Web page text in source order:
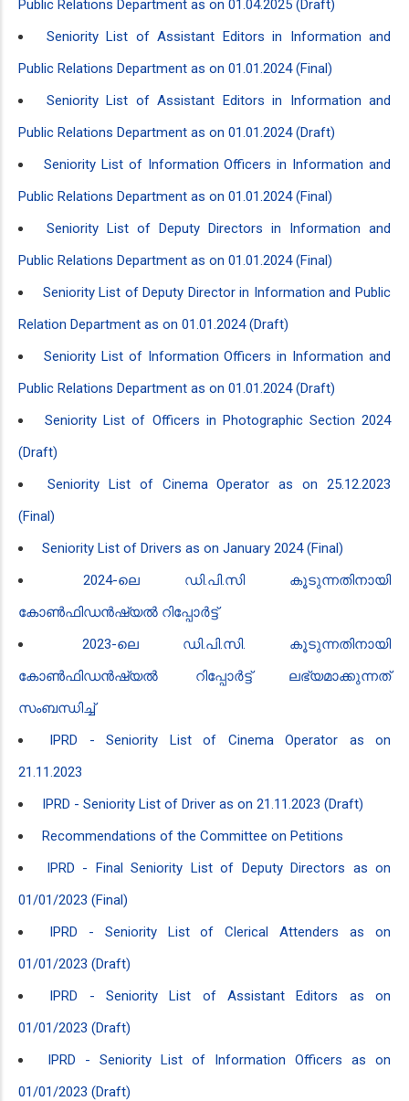
Public Relations Department as on 01.04.2025 (Draft)
Seniority List of Assistant Editors in Information and
Public Relations Department as on 01.01.2024 (Final)
Seniority List of Assistant Editors in Information and
Public Relations Department as on 01.01.2024 (Draft)
Seniority List of Information Officers in Information and
Public Relations Department as on 01.01.2024 (Final)
Seniority List of Deputy Directors in Information and
Public Relations Department as on 01.01.2024 (Final)
Seniority List of Deputy Director in Information and Public
Relation Department as on 01.01.2024 (Draft)
Seniority List of Information Officers in Information and
Public Relations Department as on 01.01.2024 (Draft)
Seniority List of Officers in Photographic Section 2024
(Draft)
Seniority List of Cinema Operator as on 25.12.2023
(Final)
Seniority List of Drivers as on January 2024 (Final)
2024-ലെ ഡി.പി.സി കൂടുന്നതി​നായി
കോൺഫിഡൻ‍ഷ്യൽ റിപ്പോർട്ട്
2023-ലെ ഡി.പി.സി. കൂടുന്നതിനായി
കോൺഫിഡൻഷ്യൽ റിപ്പോർട്ട് ലഭ്യമാക്കുന്നത്
സംബന്ധിച്ച്
IPRD - Seniority List of Cinema Operator as on
21.11.2023
IPRD - Seniority List of Driver as on 21.11.2023 (Draft)
Recommendations of the Committee on Petitions
IPRD - Final Seniority List of Deputy Directors as on
01/01/2023 (Final)
IPRD - Seniority List of Clerical Attenders as on
01/01/2023 (Draft)
IPRD - Seniority List of Assistant Editors as on
01/01/2023 (Draft)
IPRD - Seniority List of Information Officers as on
01/01/2023 (Draft)